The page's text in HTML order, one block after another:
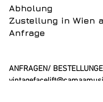
Abholung
Zustellung in Wien
Anfrage
ANFRAGEN/